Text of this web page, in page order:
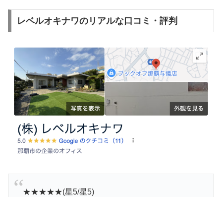
レベルオキナワのリアルな口コミ・評判
★★★★★(星5/星5)